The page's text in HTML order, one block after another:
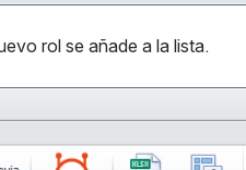
rol se añade a la lista.